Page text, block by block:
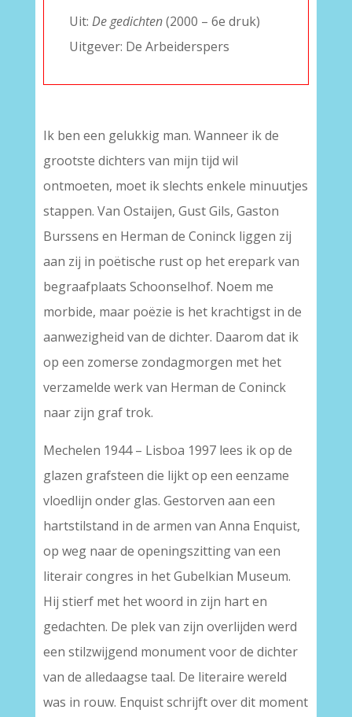
Uit: De gedichten(2000 – 6e druk)
Uitgever: De Arbeiderspers
Ik ben een gelukkig man. Wanneer ik de
grootste dichters van mijn tijd wil
ontmoeten, moet ik slechts enkele minuutjes
stappen. Van Ostaijen, Gust Gils, Gaston
Burssens en Herman de Coninck liggen zij
aan zij in poëtische rust op het erepark van
begraafplaats Schoonselhof. Noem me
morbide, maar poëzie is het krachtigst in de
aanwezigheid van de dichter. Daarom dat ik
op een zomerse zondagmorgen met het
verzamelde werk van Herman de Coninck
naar zijn graf trok.
Mechelen 1944 – Lisboa 1997 lees ik op de
glazen grafsteen die lijkt op een eenzame
vloedlijn onder glas. Gestorven aan een
hartstilstand in de armen van Anna Enquist,
op weg naar de openingszitting van een
literair congres in het Gubelkian Museum.
Hij stierf met het woord in zijn hart en
gedachten. De plek van zijn overlijden werd
een stilzwijgend monument voor de dichter
van de alledaagse taal. De literaire wereld
was in rouw. Enquist schrijft over dit moment